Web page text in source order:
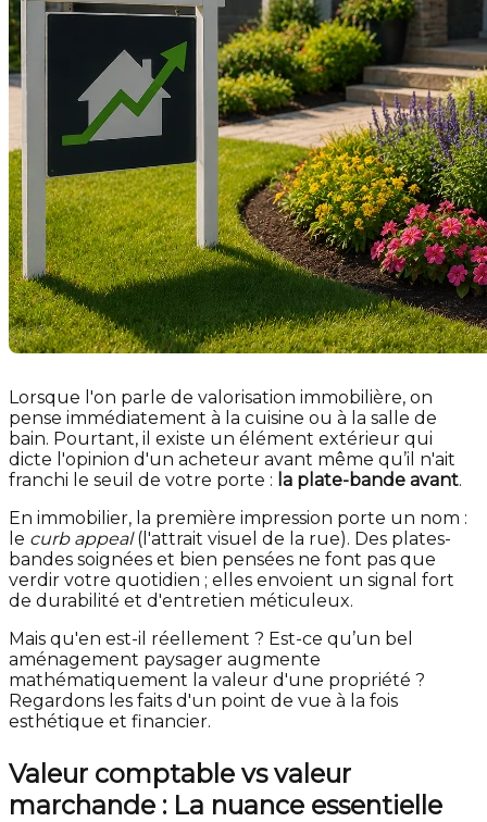
Lorsque l'on parle de valorisation immobilière, on
pense immédiatement à la cuisine ou à la salle de
bain. Pourtant, il existe un élément extérieur qui
dicte l'opinion d'un acheteur avant même qu’il n'ait
franchi le seuil de votre porte : la plate-bande avant.
En immobilier, la première impression porte un nom :
le curb appeal(l'attrait visuel de la rue). Des plates-
bandes soignées et bien pensées ne font pas que
verdir votre quotidien ; elles envoient un signal fort
de durabilité et d'entretien méticuleux.
Mais qu'en est-il réellement ? Est-ce qu’un bel
aménagement paysager augmente
mathématiquement la valeur d'une propriété ?
Regardons les faits d'un point de vue à la fois
esthétique et financier.
Valeur comptable vs valeur
marchande : La nuance essentielle